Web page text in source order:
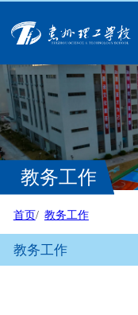
教务工作
首页 教务工作
教务工作